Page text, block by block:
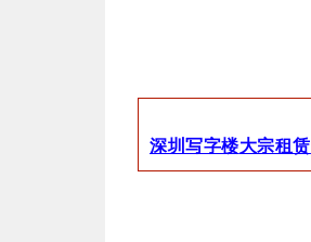
深圳写字楼大宗租赁